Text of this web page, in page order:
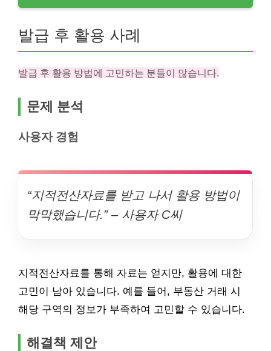
발급 후 활용 사례
발급 후 활용 방법에 고민하는 분들이 많습니다.
문제 분석
사용자 경험
“지적전산자료를 받고 나서 활용 방법이
막막했습니다.” – 사용자 C씨
지적전산자료를 통해 자료는 얻지만, 활용에 대한
고민이 남아 있습니다. 예를 들어, 부동산 거래 시
해당 구역의 정보가 부족하여 고민할 수 있습니다.
해결책 제안